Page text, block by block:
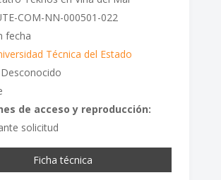
COM-NN-000501-022
fecha
Técnica del Estado
Desconocido
de acceso y reproducción:
solicitud
Ficha técnica